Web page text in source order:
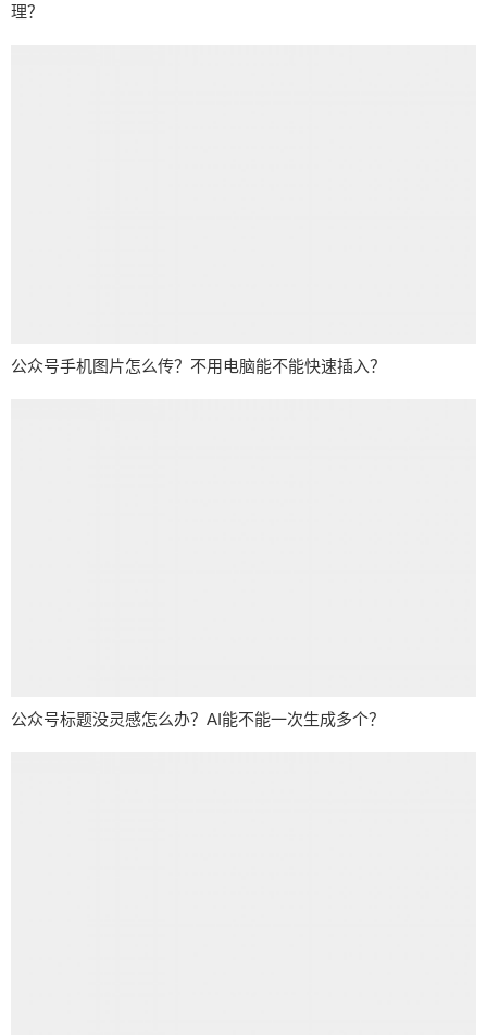
理？
公众号手机图片怎么传？不用电脑能不能快速插入？
公众号标题没灵感怎么办？AI能不能一次生成多个？